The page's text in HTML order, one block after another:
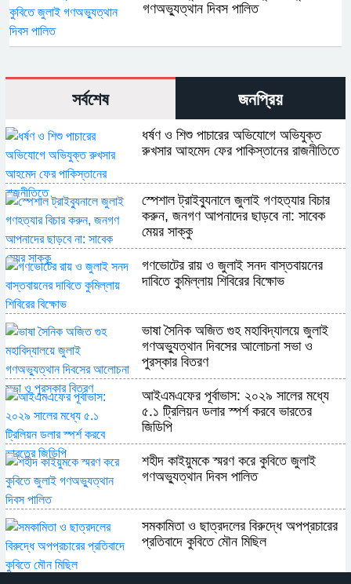
গণঅভ্যুত্থান দিবস পালিত
সর্বশেষ জনপ্রিয়
ধর্ষণ ও শিশু পাচারের অভিযোগে অভিযুক্ত
রুখসার আহমেদ ফের পাকিস্তানের রাজনীতিতে
স্পেশাল ট্রাইব্যুনালে জুলাই গণহত্যার বিচার
করুন, জনগণ আপনাদের ছাড়বে না: সাবেক
মেয়র সাক্কু
গণভোটের রায় ও জুলাই সনদ বাস্তবায়নের
দাবিতে কুমিল্লায় শিবিরের বিক্ষোভ
ভাষা সৈনিক অজিত গুহ মহাবিদ্যালয়ে জুলাই
গণঅভ্যুত্থান দিবসের আলোচনা সভা ও
পুরস্কার বিতরণ
​আইএমএফের পূর্বাভাস: ২০২৯ সালের মধ্যে
৫.১ ট্রিলিয়ন ডলার স্পর্শ করবে ভারতের
জিডিপি
শহীদ কাইয়ুমকে স্মরণ করে কুবিতে জুলাই
গণঅভ্যুত্থান দিবস পালিত
সমকামিতা ও ছাত্রদলের বিরুদ্ধে অপপ্রচারের
প্রতিবাদে কুবিতে মৌন মিছিল